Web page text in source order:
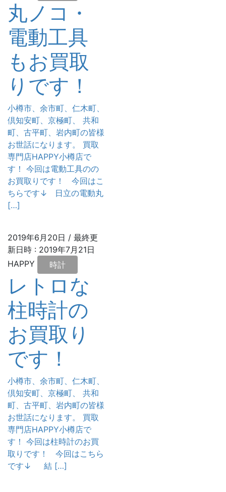
丸ノコ・
電動工具
もお買取
りです！
小樽市、余市町、仁木町、
倶知安町、京極町、 共和
町、古平町、岩内町の皆様
お世話になります。 買取
専門店HAPPY小樽店で
す！ 今回は電動工具のの
お買取りです！ 今回はこ
ちらです↓ 日立の電動丸
[…]
2019年6月20日 / 最終更
新日時 : 2019年7月21日
HAPPY
時計
レトロな
柱時計の
お買取り
です！
小樽市、余市町、仁木町、
倶知安町、京極町、 共和
町、古平町、岩内町の皆様
お世話になります。 買取
専門店HAPPY小樽店で
す！ 今回は柱時計のお買
取りです！ 今回はこちら
です↓ 結 […]